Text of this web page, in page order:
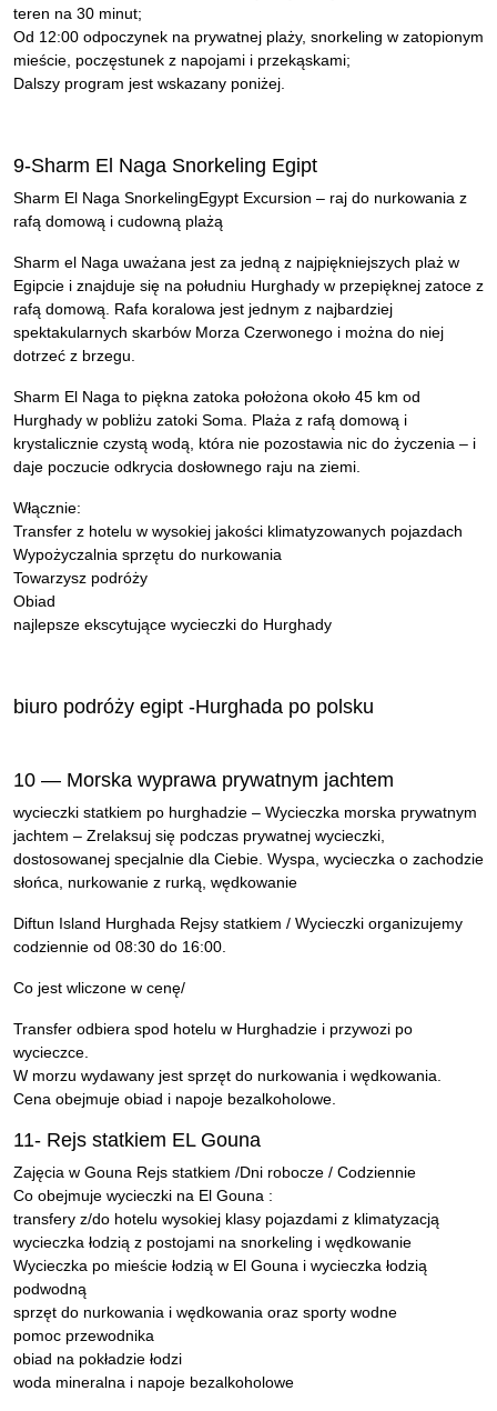
teren na 30 minut;
Od 12:00 odpoczynek na prywatnej plaży, snorkeling w zatopionym
mieście, poczęstunek z napojami i przekąskami;
Dalszy program jest wskazany poniżej.
9-Sharm El Naga Snorkeling Egipt
Sharm El Naga SnorkelingEgypt Excursion – raj do nurkowania z
rafą domową i cudowną plażą
Sharm el Naga uważana jest za jedną z najpiękniejszych plaż w
Egipcie i znajduje się na południu Hurghady w przepięknej zatoce z
rafą domową. Rafa koralowa jest jednym z najbardziej
spektakularnych skarbów Morza Czerwonego i można do niej
dotrzeć z brzegu.
Sharm El Naga to piękna zatoka położona około 45 km od
Hurghady w pobliżu zatoki Soma. Plaża z rafą domową i
krystalicznie czystą wodą, która nie pozostawia nic do życzenia – i
daje poczucie odkrycia dosłownego raju na ziemi.
Włącznie:
Transfer z hotelu w wysokiej jakości klimatyzowanych pojazdach
Wypożyczalnia sprzętu do nurkowania
Towarzysz podróży
Obiad
najlepsze ekscytujące wycieczki do Hurghady
biuro podróży egipt -Hurghada po polsku
10 — Morska wyprawa prywatnym jachtem
wycieczki statkiem po hurghadzie – Wycieczka morska prywatnym
jachtem – Zrelaksuj się podczas prywatnej wycieczki,
dostosowanej specjalnie dla Ciebie. Wyspa, wycieczka o zachodzie
słońca, nurkowanie z rurką, wędkowanie
Diftun Island Hurghada Rejsy statkiem / Wycieczki organizujemy
codziennie od 08:30 do 16:00.
Co jest wliczone w cenę/
Transfer odbiera spod hotelu w Hurghadzie i przywozi po
wycieczce.
W morzu wydawany jest sprzęt do nurkowania i wędkowania.
Cena obejmuje obiad i napoje bezalkoholowe.
11- Rejs statkiem EL Gouna
Zajęcia w Gouna Rejs statkiem /Dni robocze / Codziennie
Co obejmuje wycieczki na El Gouna :
transfery z/do hotelu wysokiej klasy pojazdami z klimatyzacją
wycieczka łodzią z postojami na snorkeling i wędkowanie
Wycieczka po mieście łodzią w El Gouna i wycieczka łodzią
podwodną
sprzęt do nurkowania i wędkowania oraz sporty wodne
pomoc przewodnika
obiad na pokładzie łodzi
woda mineralna i napoje bezalkoholowe